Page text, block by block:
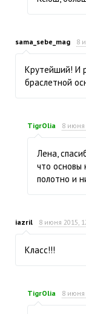
sama_sebe_mag 8
Крутейший! И
браслетной
TigrOlia 8 июня
Лена,
что основы
полотно и
iazril 8 июня 2015,
Класс!!!
TigrOlia 8 июня